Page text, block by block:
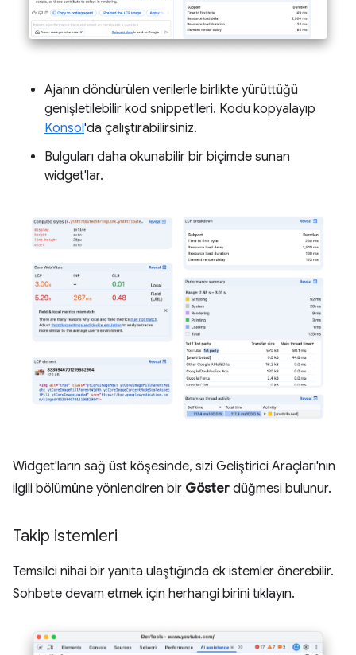
Ajanın döndürülen verilerle birlikte yürüttüğü
genişletilebilir kod snippet'leri. Kodu kopyalayıp
Konsol'da çalıştırabilirsiniz.
Bulguları daha okunabilir bir biçimde sunan
widget'lar.
Widget'ların sağ üst köşesinde, sizi Geliştirici Araçları'nın
ilgili bölümüne yönlendiren bir Göster düğmesi bulunur.
Takip istemleri
Temsilci nihai bir yanıta ulaştığında ek istemler önerebilir.
Sohbete devam etmek için herhangi birini tıklayın.